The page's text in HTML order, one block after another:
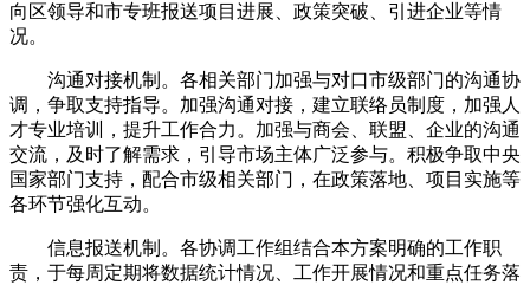
向区领导和市专班报送项目进展、政策突破、引进企业等情
况。
沟通对接机制。各相关部门加强与对口市级部门的沟通协
调，争取支持指导。加强沟通对接，建立联络员制度，加强人
才专业培训，提升工作合力。加强与商会、联盟、企业的沟通
交流，及时了解需求，引导市场主体广泛参与。积极争取中央
国家部门支持，配合市级相关部门，在政策落地、项目实施等
各环节强化互动。
信息报送机制。各协调工作组结合本方案明确的工作职
责，于每周定期将数据统计情况、工作开展情况和重点任务落